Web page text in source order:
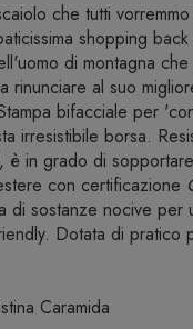
che tutti
shopping
di montagna che
rinunciare al suo
bifacciale per
irresistibile borsa.
è in grado di
con certificazione
di sostanze nocive per
Dotata di pratico
Caramida